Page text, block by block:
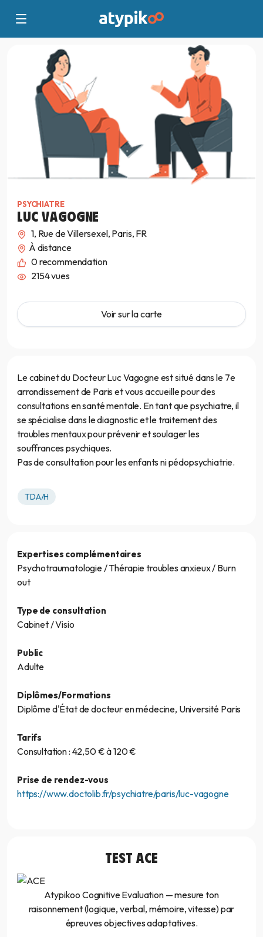
PSYCHIATRE
LUC VAGOGNE
1, Rue de Villersexel, Paris, FR
À distance
0recommendation
2154 vues
Voir sur la carte
Le cabinet du Docteur Luc Vagogne est situé dans le 7e
arrondissement de Paris et vous accueille pour des
consultations en santé mentale. En tant que psychiatre, il
se spécialise dans le diagnostic et le traitement des
troubles mentaux pour prévenir et soulager les
souffrances psychiques.
Pas de consultation pour les enfants ni pédopsychiatrie.
TDA/H
Expertises complémentaires
Psychotraumatologie / Thérapie troubles anxieux / Burn
out
Type de consultation
Cabinet / Visio
Public
Adulte
Diplômes/Formations
Diplôme d'État de docteur en médecine, Université Paris
Tarifs
Consultation : 42,50 € à 120 €
Prise de rendez-vous
https://www.doctolib.fr/psychiatre/paris/luc-vagogne
TEST ACE
Atypikoo Cognitive Evaluation — mesure ton
raisonnement (logique, verbal, mémoire, vitesse) par
épreuves objectives adaptatives.